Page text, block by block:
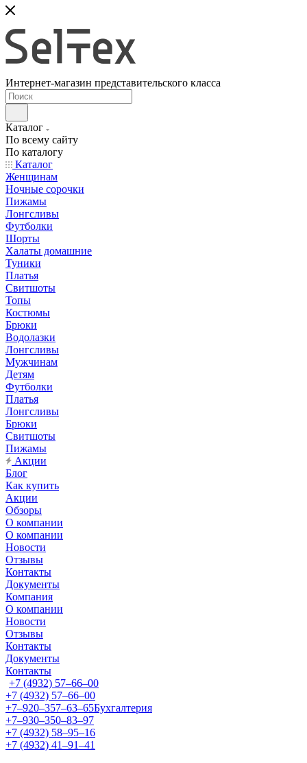
Интернет-магазин представительского класса
Каталог
По всему сайту
По каталогу
Каталог
Женщинам
Ночные сорочки
Пижамы
Лонгсливы
Футболки
Шорты
Халаты домашние
Туники
Платья
Свитшоты
Топы
Костюмы
Брюки
Водолазки
Лонгсливы
Мужчинам
Детям
Футболки
Платья
Лонгсливы
Брюки
Свитшоты
Пижамы
Акции
Блог
Как купить
Акции
Обзоры
О компании
О компании
Новости
Отзывы
Контакты
Документы
Компания
О компании
Новости
Отзывы
Контакты
Документы
Контакты
+7 (4932) 57‒66‒00
+7 (4932) 57‒66‒00
+7‒920‒357‒63‒65Бухгалтерия
+7‒930‒350‒83‒97
+7 (4932) 58‒95‒16
+7 (4932) 41‒91‒41